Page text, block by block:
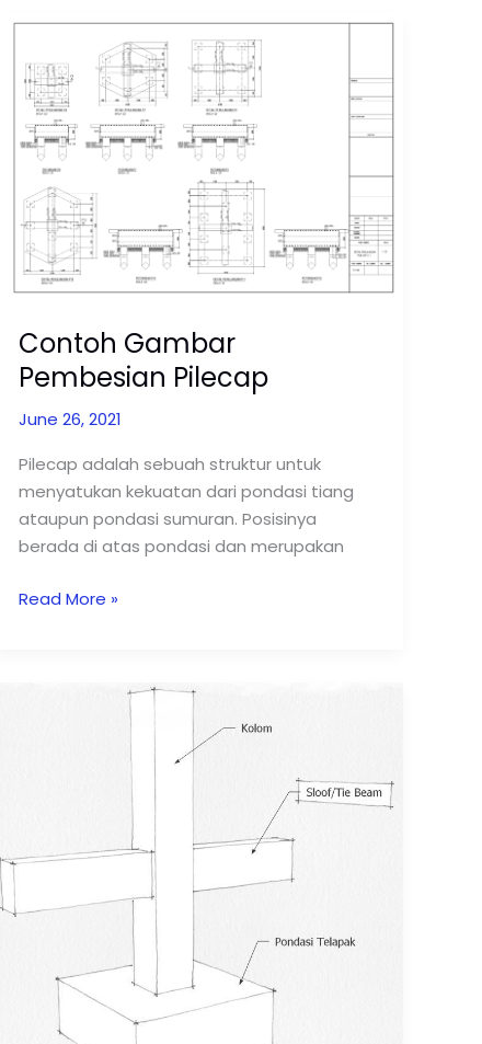
Contoh Gambar
Pembesian Pilecap
June 26, 2021
Pilecap adalah sebuah struktur untuk
menyatukan kekuatan dari pondasi tiang
ataupun pondasi sumuran. Posisinya
berada di atas pondasi dan merupakan
Contoh
Pembesian
Pilecap
Read More »
Bangunan